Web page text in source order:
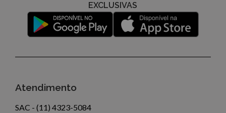
EXCLUSIVAS
Atendimento
SAC - (11) 4323-5084